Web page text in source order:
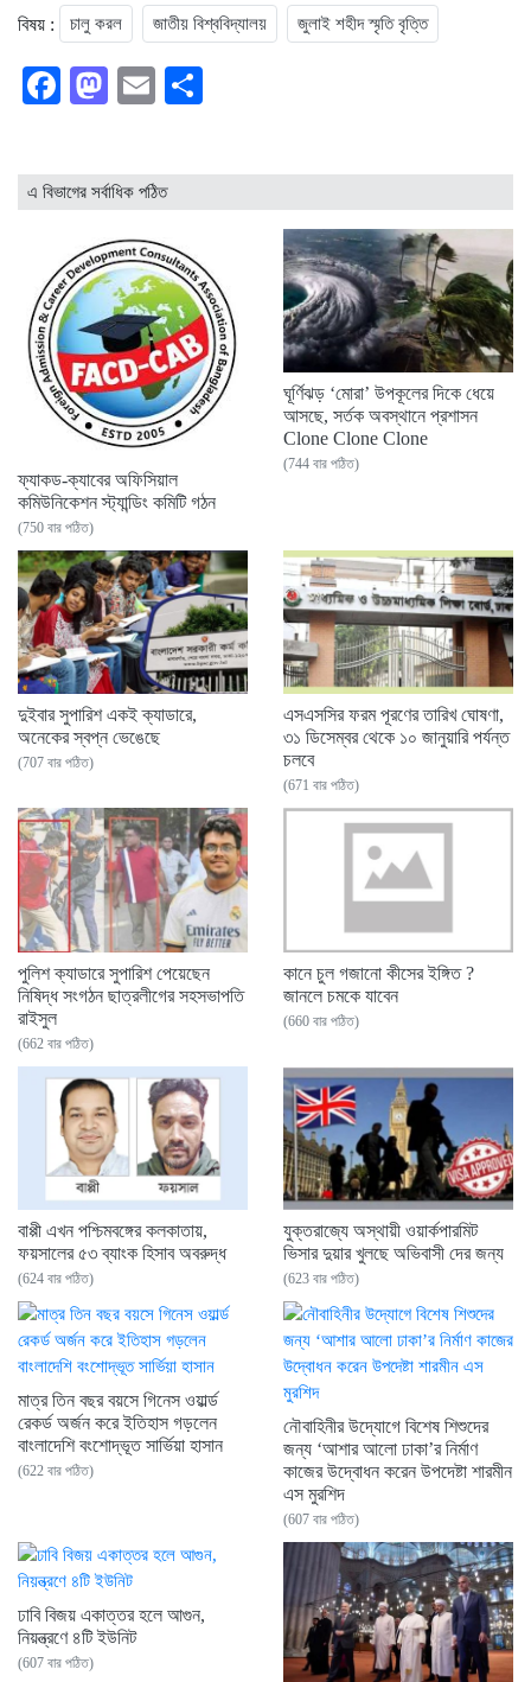
বিষয় : চালু করল জাতীয় বিশ্ববিদ্যালয় জুলাই শহীদ স্মৃতি বৃত্তি
Facebook
Mastodon
Email
এ বিভাগের সর্বাধিক পঠিত
ফ্যাকড-ক্যাবের অফিসিয়াল
কমিউনিকেশন স্ট্যান্ডিং কমিটি গঠন
(750 বার পঠিত)
ঘূর্ণিঝড় ‘মোরা’ উপকূলের দিকে ধেয়ে
আসছে, সর্তক অবস্থানে প্রশাসন
Clone Clone Clone
(744 বার পঠিত)
দুইবার সুপারিশ একই ক্যাডারে,
অনেকের স্বপ্ন ভেঙেছে
(707 বার পঠিত)
এসএসসির ফরম পূরণের তারিখ ঘোষণা,
৩১ ডিসেম্বর থেকে ১০ জানুয়ারি পর্যন্ত
চলবে
(671 বার পঠিত)
পুলিশ ক্যাডারে সুপারিশ পেয়েছেন
নিষিদ্ধ সংগঠন ছাত্রলীগের সহসভাপতি
রাইসুল
(662 বার পঠিত)
কানে চুল গজানো কীসের ইঙ্গিত ?
জানলে চমকে যাবেন
(660 বার পঠিত)
বাপ্পী এখন পশ্চিমবঙ্গের কলকাতায়,
ফয়সালের ৫৩ ব্যাংক হিসাব অবরুদ্ধ
(624 বার পঠিত)
যুক্তরাজ্যে অস্থায়ী ওয়ার্কপারমিট
ভিসার দুয়ার খুলছে অভিবাসী দের জন্য
(623 বার পঠিত)
মাত্র তিন বছর বয়সে গিনেস ওয়ার্ল্ড
রেকর্ড অর্জন করে ইতিহাস গড়লেন
বাংলাদেশি বংশোদ্ভূত সার্ভিয়া হাসান
(622 বার পঠিত)
নৌবাহিনীর উদ্যোগে বিশেষ শিশুদের
জন্য ‘আশার আলো ঢাকা’র নির্মাণ
কাজের উদ্বোধন করেন উপদেষ্টা শারমীন
এস মুরশিদ
(607 বার পঠিত)
ঢাবি বিজয় একাত্তর হলে আগুন,
নিয়ন্ত্রণে ৪টি ইউনিট
(607 বার পঠিত)